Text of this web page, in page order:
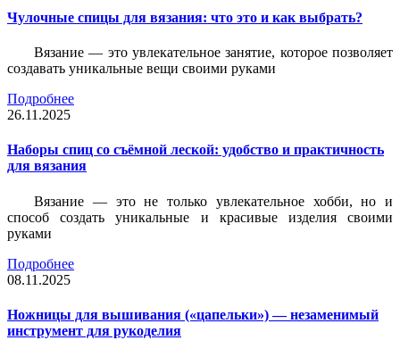
Чулочные спицы для вязания: что это и как выбрать?
Вязание — это увлекательное занятие, которое позволяет
создавать уникальные вещи своими руками
Подробнее
26.11.2025
Наборы спиц со съёмной леской: удобство и практичность
для вязания
Вязание — это не только увлекательное хобби, но и
способ создать уникальные и красивые изделия своими
руками
Подробнее
08.11.2025
Ножницы для вышивания («цапельки») — незаменимый
инструмент для рукоделия